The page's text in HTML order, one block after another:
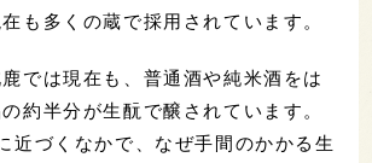
も多くの蔵で採用されています。
では現在も、普通酒や純米酒をは
約半分が生酛で醸されています。
近づくなかで、なぜ手間のかかる生